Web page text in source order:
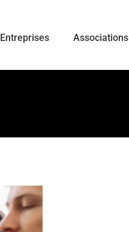
Entreprises Associations